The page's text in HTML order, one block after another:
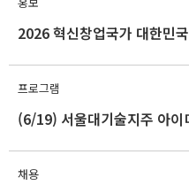
2026 혁신창업국가 대한민
프로그램
(6/19) 서울대기술지주 아이
채용